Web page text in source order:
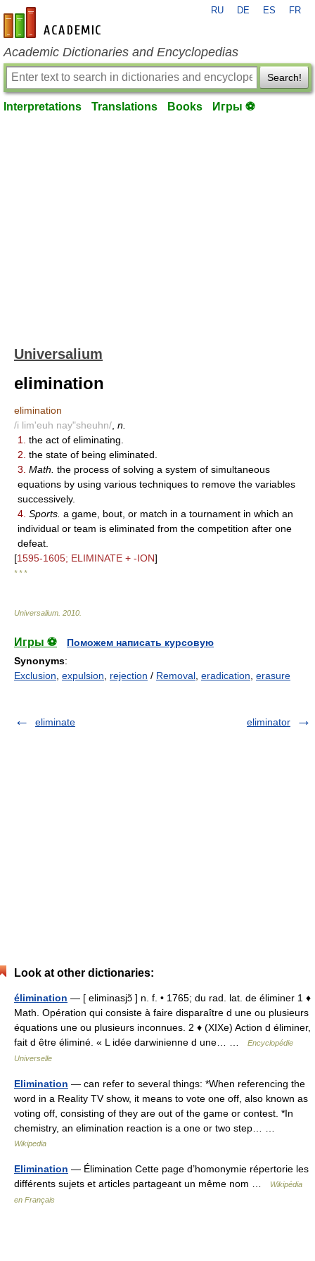
en-academic.com
RU DE ES FR
Academic Dictionaries and Encyclopedias
Search!
Interpretations Translations Books Игры ⚽
Universalium
elimination
elimination
/i lim'euh nay"sheuhn/ n.
1.
the act of eliminating.
2. the state of being eliminated.
3. Math. the process of solving a system of simultaneous
equations by using various techniques to remove the variables
successively.
4. Sports. a game, bout, or match in a tournament in which an
individual or team is eliminated from the competition after one
defeat.
[1595-1605; ELIMINATE + -ION]
* * *
Universalium 2010
Игры ⚽
Поможем написать курсовую
Synonyms:
Exclusion expulsion rejection / Removal eradication erasure
eliminate eliminator
Look at other dictionaries:
élimination — [ eliminasjɔ̃ ] n. f. • 1765; du rad. lat. de éliminer 1 ♦
Math. Opération qui consiste à faire disparaître d une ou plusieurs
équations une ou plusieurs inconnues. 2 ♦ (XIXe) Action d éliminer,
fait d être éliminé. « L idée darwinienne d une… …
Encyclopédie
Universelle
Elimination — can refer to several things: *When referencing the
word in a Reality TV show, it means to vote one off, also known as
voting off, consisting of they are out of the game or contest. *In
chemistry, an elimination reaction is a one or two step… …
Wikipedia
Elimination — Élimination Cette page d’homonymie répertorie les
différents sujets et articles partageant un même nom …
Wikipédia
en Français